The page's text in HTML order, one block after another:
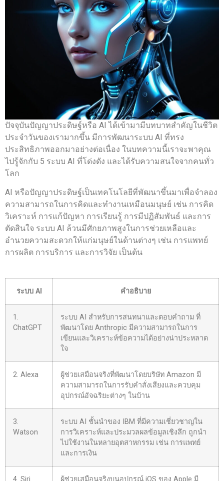
ปัจจุบันปัญญาประดิษฐ์หรือ AI ได้เข้ามามีบทบาทสำคัญในชีวิต
ประจำวันของเรามากขึ้น มีการพัฒนาระบบ AI ที่ทรง
ประสิทธิภาพออกมาอย่างต่อเนื่อง ในบทความนี้เราจะพาคุณ
ไปรู้จักกับ 5 ระบบ AI ที่โด่งดัง และได้รับความสนใจจากคนทั่ว
โลก
AI หรือปัญญาประดิษฐ์เป็นเทคโนโลยีที่พัฒนาขึ้นมาเพื่อจำลอง
ความสามารถในการคิดและทำงานเหมือนมนุษย์ เช่น การคิด
วิเคราะห์ การแก้ปัญหา การเรียนรู้ การมีปฏิสัมพันธ์ และการ
ตัดสินใจ ระบบ AI ล้วนมีศักยภาพสูงในการช่วยเหลือและ
อำนวยความสะดวกให้แก่มนุษย์ในด้านต่างๆ เช่น การแพทย์
การผลิต การบริการ และการวิจัย เป็นต้น
ระบบ AI คำอธิบาย
1.
ChatGPT
ระบบ AI สำหรับการสนทนาและตอบคำถาม ที่
พัฒนาโดย Anthropic มีความสามารถในการ
เขียนและวิเคราะห์ข้อความได้อย่างน่าประหลาด
ใจ
2. Alexa
ผู้ช่วยเสมือนจริงที่พัฒนาโดยบริษัท Amazon มี
ความสามารถในการรับคำสั่งเสียงและควบคุม
อุปกรณ์อัจฉริยะต่างๆ ในบ้าน
3.
Watson
ระบบ AI ชั้นนำของ IBM ที่มีความเชี่ยวชาญใน
การวิเคราะห์และประมวลผลข้อมูลเชิงลึก ถูกนำ
ไปใช้งานในหลายอุตสาหกรรม เช่น การแพทย์
และการเงิน
4. Siri
ผู้ช่วยเสมือนจริงบนอุปกรณ์ iOS ของ Apple มี